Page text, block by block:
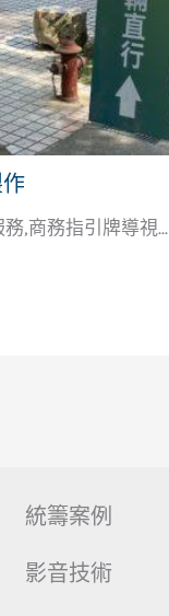
,商務指引牌導視...
統籌案例
影音技術